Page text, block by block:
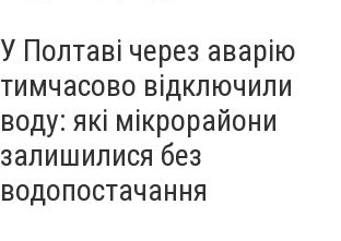
У Полтаві через аварію
тимчасово відключили
воду: які мікрорайони
залишилися без
водопостачання